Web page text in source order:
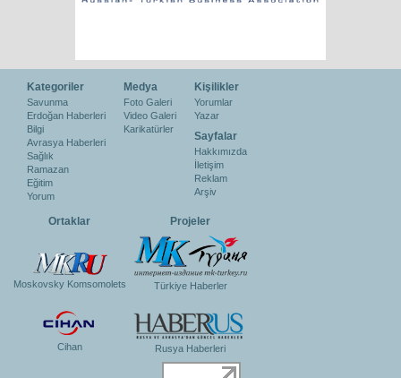
Kategoriler
Savunma
Erdoğan Haberleri
Bilgi
Avrasya Haberleri
Sağlık
Ramazan
Eğitim
Yorum
Medya
Foto Galeri
Video Galeri
Karikatürler
Kişilikler
Yorumlar
Yazar
Sayfalar
Hakkımızda
İletişim
Reklam
Arşiv
Ortaklar
Moskovsky Komsomolets
Cihan
Projeler
Türkiye Haberler
Rusya Haberleri